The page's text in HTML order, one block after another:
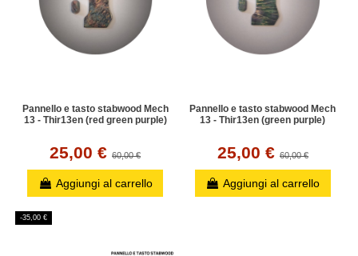
Pannello e tasto stabwood Mech
13 - Thir13en (red green purple)
25,00 €60,00 €
Aggiungi al carrello
Pannello e tasto stabwood Mech
13 - Thir13en (green purple)
25,00 € 60,00 €
Aggiungi al carrello
-35,00 €